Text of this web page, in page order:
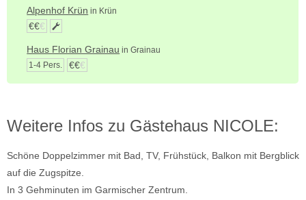
Alpenhof Krün in Krün
€€€
Haus Florian Grainau in Grainau
1-4 Pers.
€€€
Weitere Infos zu Gästehaus NICOLE:
Schöne Doppelzimmer mit Bad, TV, Frühstück, Balkon mit Bergblick
auf die Zugspitze.
In 3 Gehminuten im Garmischer Zentrum.